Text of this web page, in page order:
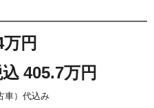
円
405.7万円
車）代込み